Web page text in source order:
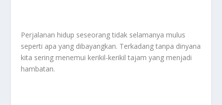
Perjalanan hidup seseorang tidak selamanya mulus
seperti apa yang dibayangkan. Terkadang tanpa dinyana
kita sering menemui kerikil-kerikil tajam yang menjadi
hambatan.